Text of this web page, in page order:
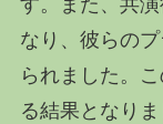
す。また、共
なり、彼らの
られました。
る結果となりま